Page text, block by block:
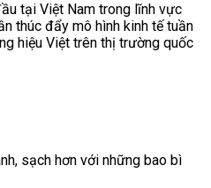
tại Việt Nam trong lĩnh vực
thúc đẩy mô hình kinh tế tuần
hiệu Việt trên thị trường quốc
sạch hơn với những bao bì